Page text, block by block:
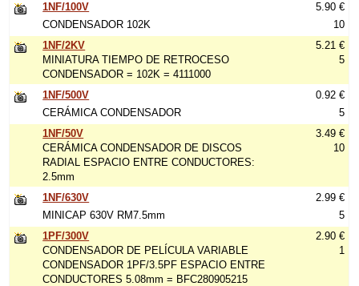
1NF/100V
CONDENSADOR 102K
5.90 €
10
1NF/2KV
MINIATURA TIEMPO DE RETROCESO
CONDENSADOR = 102K = 4111000
5.21 €
5
1NF/500V
CERÁMICA CONDENSADOR
0.92 €
5
1NF/50V
CERÁMICA CONDENSADOR DE DISCOS
RADIAL ESPACIO ENTRE CONDUCTORES:
2.5mm
3.49 €
10
1NF/630V
MINICAP 630V RM7.5mm
2.99 €
5
1PF/300V
CONDENSADOR DE PELÍCULA VARIABLE
CONDENSADOR 1PF/3.5PF ESPACIO ENTRE
CONDUCTORES 5.08mm = BFC280905215
2.90 €
1